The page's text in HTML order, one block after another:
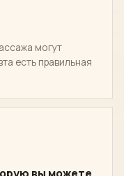
могут
есть правильная